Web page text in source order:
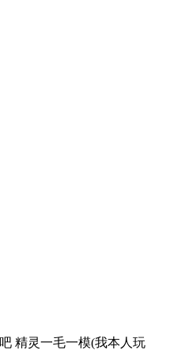
精灵一毛一模(我本人玩